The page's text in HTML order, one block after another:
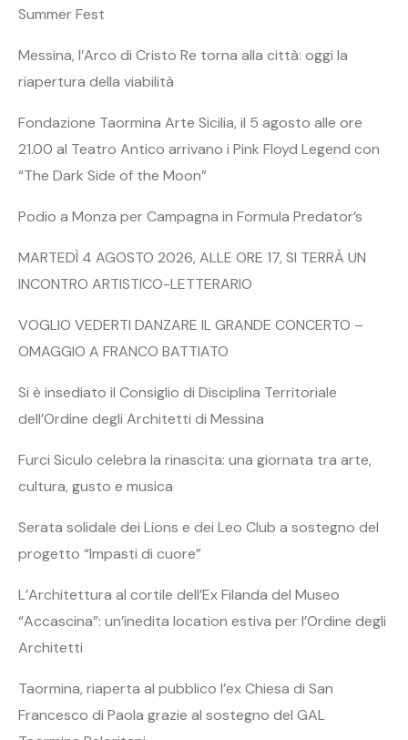
Summer Fest
Messina, l’Arco di Cristo Re torna alla città: oggi la
riapertura della viabilità
Fondazione Taormina Arte Sicilia, il 5 agosto alle ore
21.00 al Teatro Antico arrivano i Pink Floyd Legend con
“The Dark Side of the Moon”
Podio a Monza per Campagna in Formula Predator’s
MARTEDÌ 4 AGOSTO 2026, ALLE ORE 17, SI TERRÀ UN
INCONTRO ARTISTICO-LETTERARIO
VOGLIO VEDERTI DANZARE IL GRANDE CONCERTO –
OMAGGIO A FRANCO BATTIATO
Si è insediato il Consiglio di Disciplina Territoriale
dell’Ordine degli Architetti di Messina
Furci Siculo celebra la rinascita: una giornata tra arte,
cultura, gusto e musica
Serata solidale dei Lions e dei Leo Club a sostegno del
progetto “Impasti di cuore”
L’Architettura al cortile dell’Ex Filanda del Museo
“Accascina”: un’inedita location estiva per l’Ordine degli
Architetti
Taormina, riaperta al pubblico l’ex Chiesa di San
Francesco di Paola grazie al sostegno del GAL